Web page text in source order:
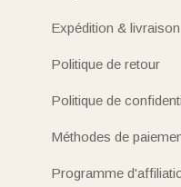
Expédition & livraison
Politique de retour
Politique de
Méthodes de
Programme